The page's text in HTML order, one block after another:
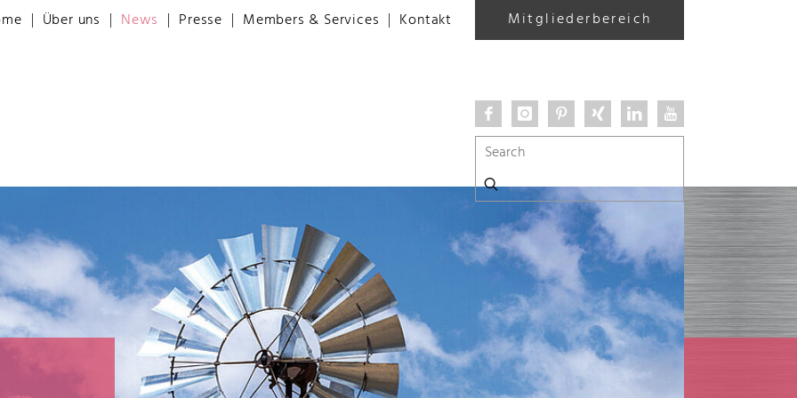
Über uns News Presse Members & Services Kontakt Mitgliederbereich